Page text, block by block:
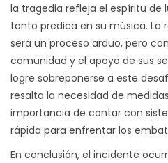
la tragedia refleja el espíritu de
tanto predica en su música. La
será un proceso arduo, pero
comunidad y el apoyo de sus
logre sobreponerse a este
resalta la necesidad de
importancia de contar con
rápida para enfrentar los
En conclusión, el incidente